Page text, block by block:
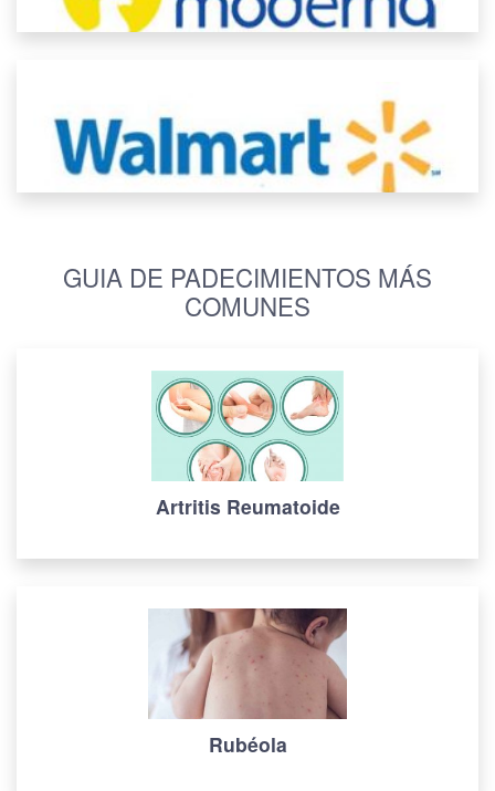
GUIA DE PADECIMIENTOS MÁS
COMUNES
Artritis Reumatoide
Rubéola